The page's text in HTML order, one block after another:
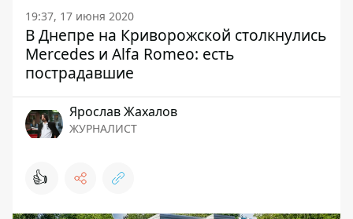
19:37, 17 июня 2020
В Днепре на Криворожской столкнулись
Mercedes и Alfa Romeo: есть
пострадавшие
Ярослав Жахалов
ЖУРНАЛИСТ
👍